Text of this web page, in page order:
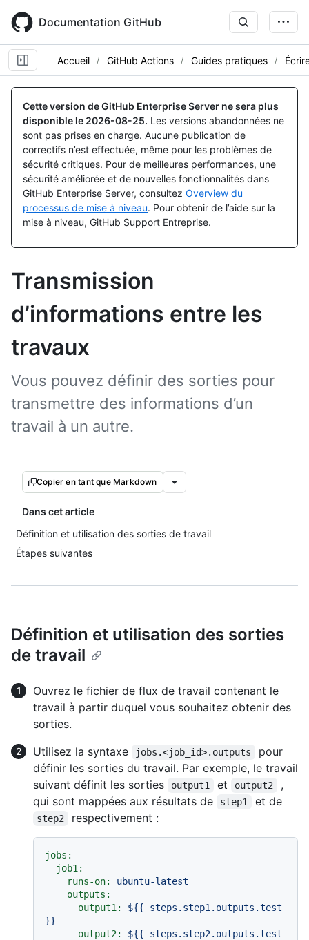
main
content
Documentation GitHub
Accueil GitHub Actions Guides pratiques
Cette version de GitHub Enterprise Server ne sera plus
disponible le 2026-08-25. Les versions abandonnées ne
sont pas prises en charge. Aucune publication de
correctifs n’est effectuée, même pour les problèmes de
sécurité critiques. Pour de meilleures performances, une
sécurité améliorée et de nouvelles fonctionnalités dans
GitHub Enterprise Server, consultez Overview du
processus de mise à niveau. Pour obtenir de l’aide sur la
mise à niveau, GitHub Support Entreprise.
Transmission
d’informations entre les
travaux
Vous pouvez définir des sorties pour
transmettre des informations d’un
travail à un autre.
Copier en tant que Markdown
Dans cet article
Définition et utilisation des sorties de travail
Étapes suivantes
Définition et utilisation des sorties
de travail
Ouvrez le fichier de flux de travail contenant le
travail à partir duquel vous souhaitez obtenir des
sorties.
Utilisez la syntaxe
jobs.<job_id>.outputs
pour
définir les sorties du travail. Par exemple, le travail
suivant définit les sorties
output1 et output2
,
qui sont mappées aux résultats de
step1 et de
step2 respectivement :
jobs:
job1:
runs-on:
ubuntu-latest
outputs:
output1:
${{
steps.step1.outputs.test
}}
output2:
${{
steps.step2.outputs.test